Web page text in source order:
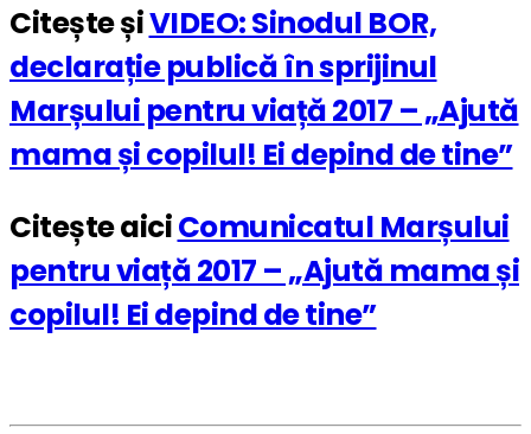
Citește șiVIDEO: Sinodul BOR,
declarație publică în sprijinul
Marșului pentru viață 2017 – „Ajută
mama și copilul! Ei depind de tine”
Citește aiciComunicatul Marșului
pentru viață 2017 – „Ajută mama și
copilul! Ei depind de tine”